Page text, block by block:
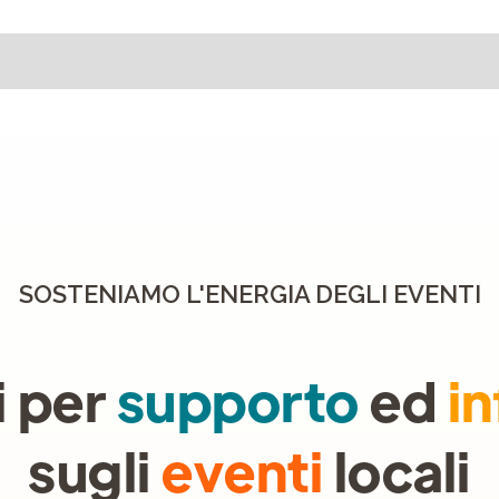
SOSTENIAMO L'ENERGIA DEGLI EVENTI
persupportoed
sugli eventi locali